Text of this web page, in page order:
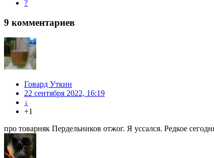
?
9 комментариев
Говард Уткин
22 сентября 2022, 16:19
↓
+1
про товарняк Пердельников отжог. Я уссался. Редкое